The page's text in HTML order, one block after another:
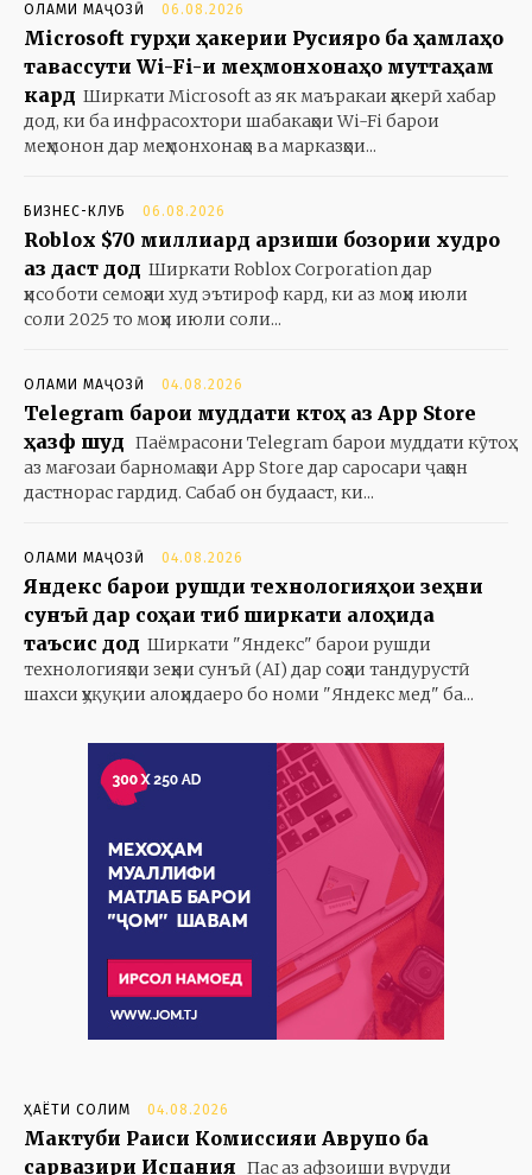
ОЛАМИ МАҶОЗӢ 06.08.2026
Microsoft гурӯҳи ҳакерии Русияро ба ҳамлаҳо
тавассути Wi-Fi-и меҳмонхонаҳо муттаҳам
кард Ширкати Microsoft аз як маъракаи ҳакерӣ хабар
дод, ки ба инфрасохтори шабакаҳои Wi-Fi барои
меҳмонон дар меҳмонхонаҳо ва марказҳои...
БИЗНЕС-КЛУБ 06.08.2026
Roblox $70 миллиард арзиши бозории худро
аз даст дод Ширкати Roblox Corporation дар
ҳисоботи семоҳаи худ эътироф кард, ки аз моҳи июли
соли 2025 то моҳи июли соли...
ОЛАМИ МАҶОЗӢ 04.08.2026
Telegram барои муддати кӯтоҳ аз App Store
ҳазф шуд Паёмрасони Telegram барои муддати кӯтоҳ
аз мағозаи барномаҳои App Store дар саросари ҷаҳон
дастнорас гардид. Сабаб он будааст, ки...
ОЛАМИ МАҶОЗӢ 04.08.2026
Яндекс барои рушди технологияҳои зеҳни
сунъӣ дар соҳаи тиб ширкати алоҳида
таъсис дод Ширкати "Яндекс" барои рушди
технологияҳои зеҳни сунъӣ (AI) дар соҳаи тандурустӣ
шахси ҳуқуқии алоҳидаеро бо номи "Яндекс мед" ба...
ҲАЁТИ СОЛИМ 04.08.2026
Мактуби Раиси Комиссияи Аврупо ба
сарвазири Испания Пас аз афзоиши вуруди